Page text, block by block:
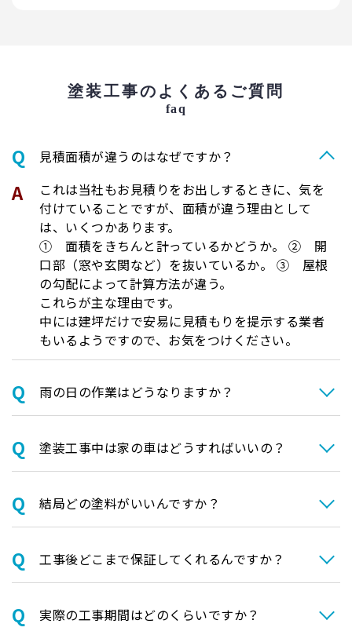
塗装工事のよくあるご質問
faq
⾒積⾯積が違うのはなぜですか？
これは当社もお見積りをお出しするときに、気を
付けていることですが、面積が違う理由として
は、いくつかあります。
① 面積をきちんと計っているかどうか。 ② 開
口部（窓や玄関など）を抜いているか。 ③ 屋根
の勾配によって計算方法が違う。
これらが主な理由です。
中には建坪だけで安易に見積もりを提示する業者
もいるようですので、お気をつけください。
⾬の日の作業はどうなりますか？
塗装⼯事中は家の⾞はどうすればいいの？
結局どの塗料がいいんですか？
⼯事後どこまで保証してくれるんですか？
実際の⼯事期間はどのくらいですか？